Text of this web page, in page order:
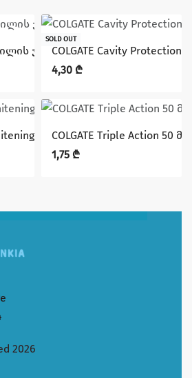
ჯაგრისი
SOLD OUT
COLGATE Cavity
4,30 ₾
100 მლ. კბილის პასტა
COLGATE Triple Action 50
1,75 ₾
2026